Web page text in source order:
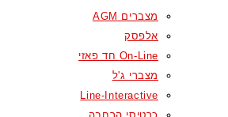
מצברים AGM
אלפסק
On-Line חד פאזי
מצברי ג'ל
Line-Interactive